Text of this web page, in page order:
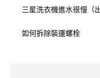
三星洗衣機進水很慢（
如何拆除裝運螺栓